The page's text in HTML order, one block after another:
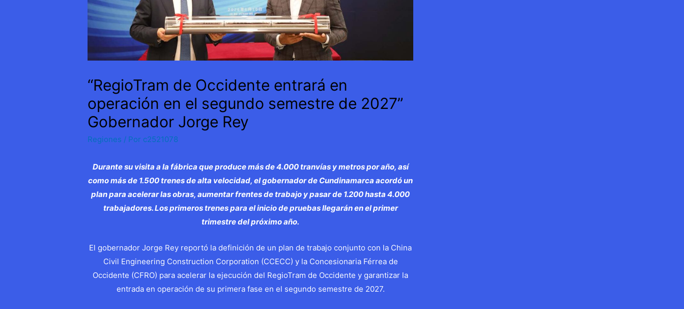
“RegioTram de Occidente entrará en
operación en el segundo semestre de 2027”
Gobernador Jorge Rey
Regiones / Por c2521078
Durante su visita a la fábrica que produce más de 4.000 tranvías y metros por año, así
como más de 1.500 trenes de alta velocidad, el gobernador de Cundinamarca acordó un
plan para acelerar las obras, aumentar frentes de trabajo y pasar de 1.200 hasta 4.000
trabajadores. Los primeros trenes para el inicio de pruebas llegarán en el primer
trimestre del próximo año.
El gobernador Jorge Rey reportó la definición de un plan de trabajo conjunto con la China
Civil Engineering Construction Corporation (CCECC) y la Concesionaria Férrea de
Occidente (CFRO) para acelerar la ejecución del RegioTram de Occidente y garantizar la
entrada en operación de su primera fase en el segundo semestre de 2027.